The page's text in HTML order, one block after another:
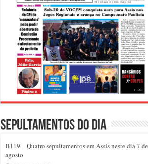
Sepultamentos do dia
B119 – Quatro sepultamentos em Assis neste dia 7 de
agosto